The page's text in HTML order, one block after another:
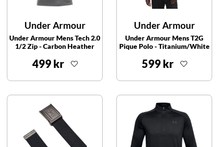
Under Armour
Under Armour Mens Tech 2.0
1/2 Zip - Carbon Heather
499 kr
Under Armour
Under Armour Mens T2G
Pique Polo - Titanium/White
599 kr